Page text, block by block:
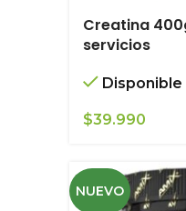
Creatina
servicios
Disponible
$39.990
NUEVO